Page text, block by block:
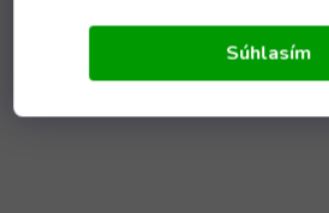
Súhlasím